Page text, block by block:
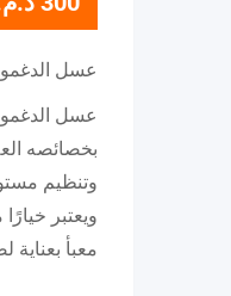
عسل
عسل
بخصائصه
وتنظيم
ويعتبر خيارًا
معبأ بعناية